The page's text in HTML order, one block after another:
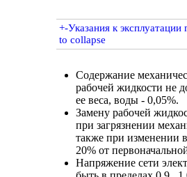
+-Указания к эксплуатации
to collapse
Содержание
рабочей жидкости не
ее веса, воды - 0,05%.
Замену рабочей
при загрязнении
также при изменении
20% от
Напряжение сети